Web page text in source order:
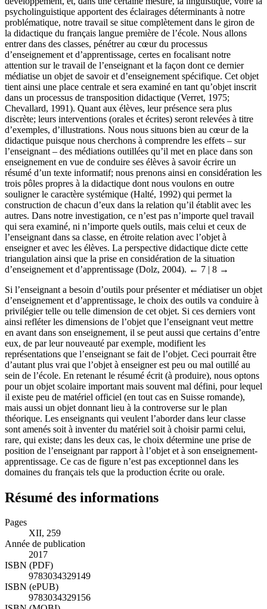
psycholinguistique apportent des éclairages déterminants à notre
problématique, notre travail se situe complètement dans le giron de
la didactique du français langue première de l’école. Nous allons
entrer dans des classes, pénétrer au cœur du processus
d’enseignement et d’apprentissage, certes en focalisant notre
attention sur le travail de l’enseignant et la façon dont ce dernier
médiatise un objet de savoir et d’enseignement spécifique. Cet objet
tient ainsi une place centrale et sera examiné en tant qu’objet inscrit
dans un processus de transposition didactique (Verret, 1975;
Chevallard, 1991). Quant aux élèves, leur présence sera plus
discrète; leurs interventions (orales et écrites) seront relevées à titre
d’exemples, d’illustrations. Nous nous situons bien au cœur de la
didactique puisque nous cherchons à comprendre les effets – sur
l’enseignant – des médiations outillées qu’il met en place dans son
enseignement en vue de conduire ses élèves à savoir écrire un
résumé d’un texte informatif; nous prenons ainsi en considération les
trois pôles propres à la didactique dont nous voulons en outre
souligner le caractère systémique (Halté, 1992) qui permet la
construction de chacun d’eux dans la relation qu’il établit avec les
autres. Dans notre investigation, ce n’est pas n’importe quel travail
qui sera examiné, ni n’importe quels outils, mais celui et ceux de
l’enseignant dans sa classe, en étroite relation avec l’objet à
enseigner et avec les élèves. La perspective didactique dicte cette
triangulation ainsi que la prise en considération de la situation
d’enseignement et d’apprentissage (Dolz, 2004). ← 7 | 8 →
Si l’enseignant a besoin d’outils pour présenter et médiatiser un objet
d’enseignement et d’apprentissage, le choix des outils va conduire à
privilégier telle ou telle dimension de cet objet. Si ces derniers vont
ainsi refléter les dimensions de l’objet que l’enseignant veut mettre
en avant dans son enseignement, il se peut aussi que certains d’entre
eux, de par leur nouveauté par exemple, modifient les
représentations que l’enseignant se fait de l’objet. Ceci pourrait être
d’autant plus vrai que l’objet à enseigner est peu ou mal outillé au
sein de l’école. En retenant le résumé écrit (à produire), nous optons
pour un objet scolaire important mais souvent mal défini, pour lequel
il existe peu de matériel officiel (en tout cas en Suisse romande),
mais aussi un objet donnant lieu à la controverse sur le plan
théorique. Les enseignants qui veulent l’aborder dans leur classe
sont amenés soit à inventer du matériel soit à choisir parmi celui,
rare, qui existe; dans les deux cas, le choix détermine une prise de
position de l’enseignant par rapport à l’objet et à son enseignement-
apprentissage. Ce cas de figure n’est pas exceptionnel dans les
domaines du français tels que la production écrite ou orale.
Résumé des informations
Pages
XII, 259
Année de publication
2017
ISBN (PDF)
9783034329149
ISBN (ePUB)
9783034329156